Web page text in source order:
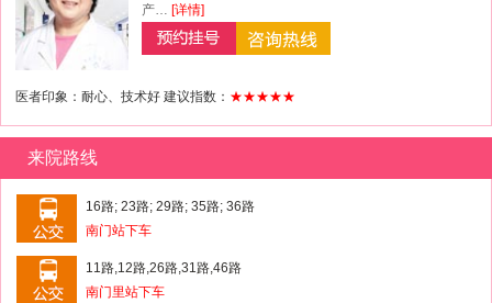
产… [详情]
医者印象：耐心、技术好 建议指数： ★★★★★
来院路线
16路; 23路; 29路; 35路; 36路
南门站下车
11路,12路,26路,31路,46路
南门里站下车